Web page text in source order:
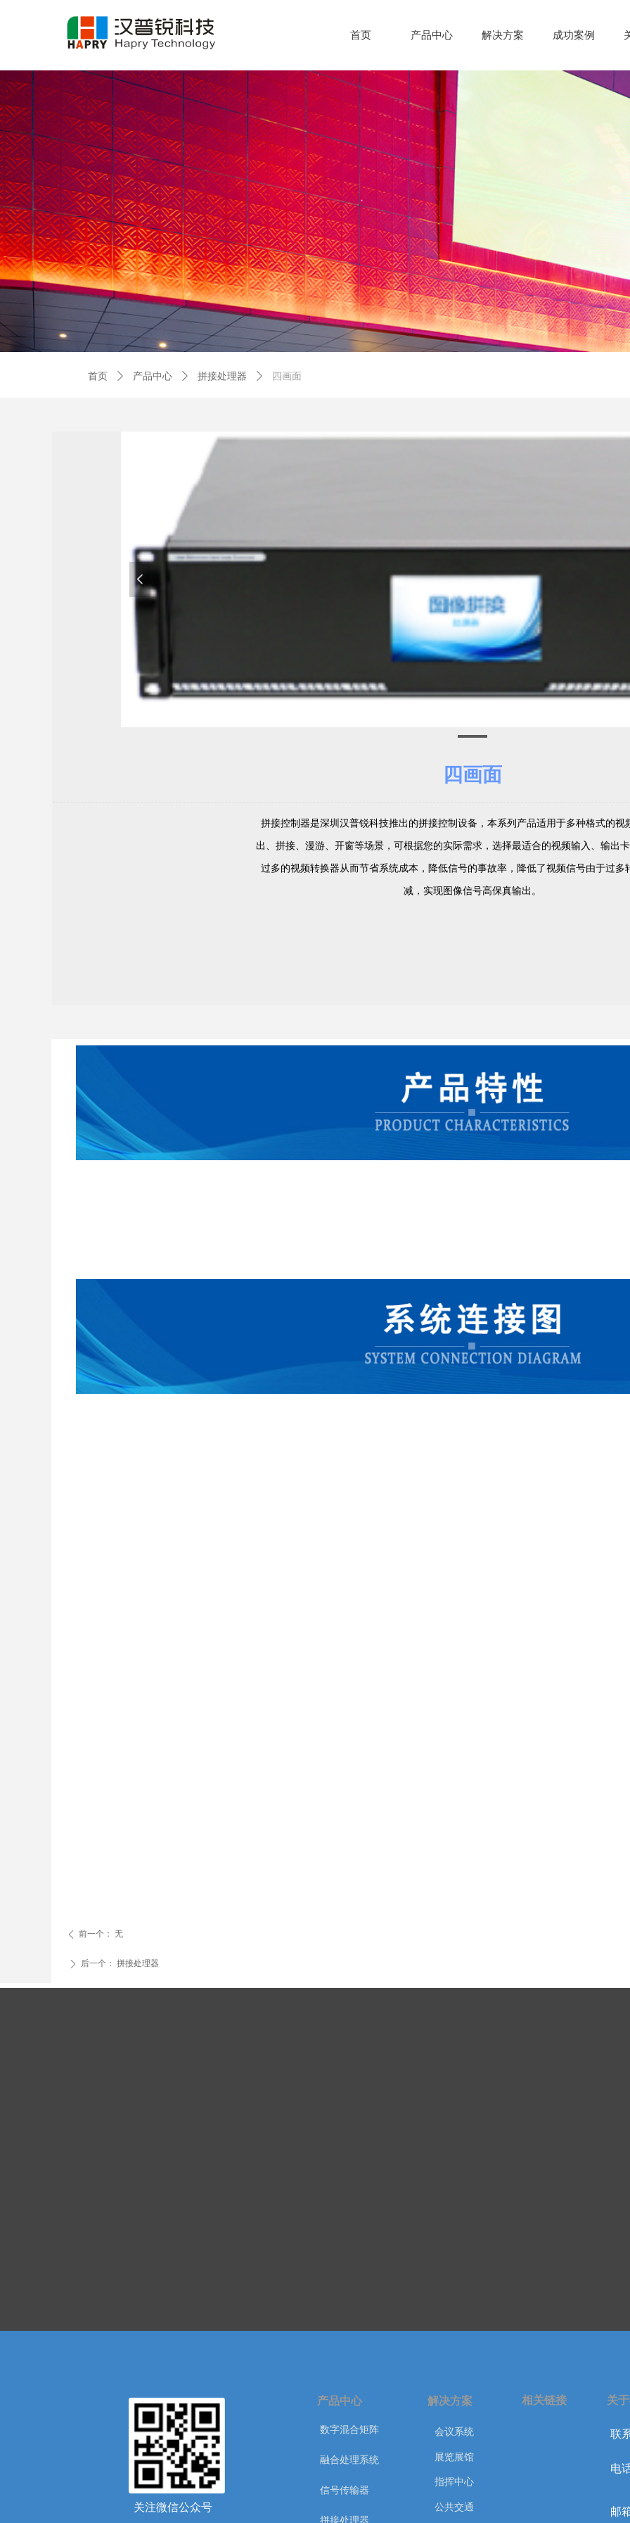
首页 产品中心 解决方案 成功案例
首页 ꄲ 产品中心 ꄲ 拼接处理器 ꄲ 四画面
四画面
拼接控制器是深圳汉普锐科技推出的拼接控制设备，本系列产品适用于多种格式的视
出、拼接、漫游、开窗等场景，可根据您的实际需求，选择最适合的视频输入、输出
过多的视频转换器从而节省系统成本，降低信号的事故率，降低了视频信号由于过多
减，实现图像信号高保真输出。
넳
ꄴ 前一个： 无
ꄲ 后一个： 拼接处理器
产品中心
数字混合矩阵
融合处理系统
信号传输器
拼接处理器
会议系统
展览展馆
指挥中心
公共交通
解决方案 相关链接
联
电
邮
关
关注微信公众号